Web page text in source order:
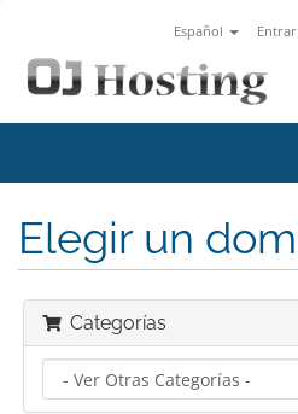
Español Entrar
Elegir un
Categorías